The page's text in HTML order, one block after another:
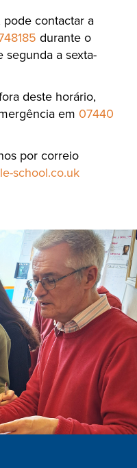
pode contactar a
durante o
a sexta-
deste horário,
em 07440
por correio
school.co.uk